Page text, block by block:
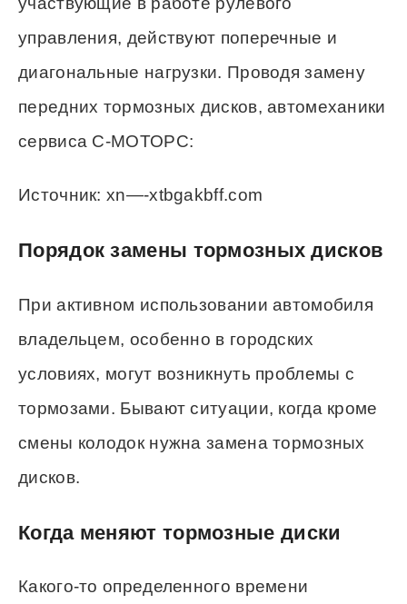
управления, действуют поперечные и
диагональные нагрузки. Проводя замену
передних тормозных дисков, автомеханики
сервиса С-МОТОРС:
Источник: xn—-xtbgakbff.com
Порядок замены тормозных дисков
При активном использовании автомобиля
владельцем, особенно в городских
условиях, могут возникнуть проблемы с
тормозами. Бывают ситуации, когда кроме
смены колодок нужна замена тормозных
дисков.
Когда меняют тормозные диски
Какого-то определенного времени